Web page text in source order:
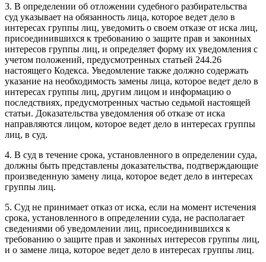
3. В определении об отложении судебного разбирательства
суд указывает на обязанность лица, которое ведет дело в
интересах группы лиц, уведомить о своем отказе от иска лиц,
присоединившихся к требованию о защите прав и законных
интересов группы лиц, и определяет форму их уведомления с
учетом положений, предусмотренных статьей 244.26
настоящего Кодекса. Уведомление также должно содержать
указание на необходимость замены лица, которое ведет дело в
интересах группы лиц, другим лицом и информацию о
последствиях, предусмотренных частью седьмой настоящей
статьи. Доказательства уведомления об отказе от иска
направляются лицом, которое ведет дело в интересах группы
лиц, в суд.
4. В суд в течение срока, установленного в определении суда,
должны быть представлены доказательства, подтверждающие
произведенную замену лица, которое ведет дело в интересах
группы лиц.
5. Суд не принимает отказ от иска, если на момент истечения
срока, установленного в определении суда, не располагает
сведениями об уведомлении лиц, присоединившихся к
требованию о защите прав и законных интересов группы лиц,
и о замене лица, которое ведет дело в интересах группы лиц.